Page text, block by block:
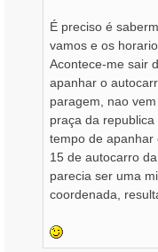
É preciso é
vamos e os
Acontece-me sair
apanhar o
paragem, nao
praça da
tempo de apanhar
15 de autocarro
parecia ser uma
coordenada,